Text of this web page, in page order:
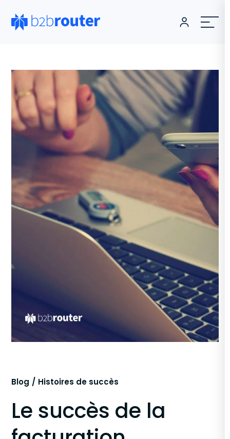
Blog Histoires de succès
Le succès de la